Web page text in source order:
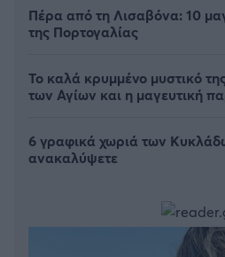
Πέρα από τη Λισαβόνα: 10
της Πορτογαλίας
Το καλά κρυμμένο μυστικό
των Αγίων και η μαγευτική
6 γραφικά χωριά των
ανακαλύψετε